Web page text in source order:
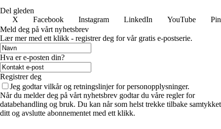
Del gleden
X
Facebook Instagram LinkedIn YouTube
Meld deg på vårt nyhetsbrev
Lær mer med ett klikk - registrer deg for vår gratis e-postserie.
Hva er e-posten din?
Registrer deg
Jeg godtar vilkår og retningslinjer for personopplysninger.
Når du melder deg på vårt nyhetsbrev godtar du våre regler for
databehandling og bruk. Du kan når som helst trekke tilbake samtykket
ditt og avslutte abonnementet med ett klikk.